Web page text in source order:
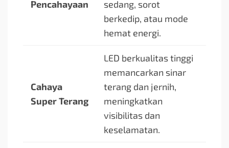
Pencahayaan
sedang, sorot
berkedip, atau mode
hemat energi.
Cahaya
Super Terang
LED berkualitas tinggi
memancarkan sinar
terang dan jernih,
meningkatkan
visibilitas dan
keselamatan.